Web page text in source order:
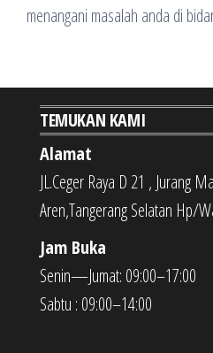
menangani masalah anda di
TEMUKAN KAMI
Alamat
JL.Ceger Raya D 21 , Jurang
Aren,Tangerang Selatan Hp/
Jam Buka
Senin—Jumat: 09:00–17:00
Sabtu : 09:00–14:00